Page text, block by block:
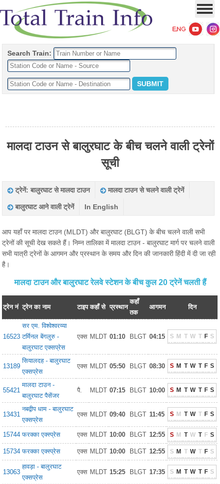
Search Train:
मालदा टाउन से बालुरघाट के बीच चलने वाली ट्रेनों
सूची
ट्रेनें: बालुरघाट से मालदा टाउन मालदा टाउन से चलने वाली ट्रेनें
बालुरघाट आने वाली ट्रेनें In English
आप यहाँ पर मालदा टाउन (MLDT) और बालुरघाट (BLGT) के बीच चलने वाली सभी
ट्रेनों की सूची देख सकते हैं। निम्न तालिका में मालदा टाउन - बालुरघाट मार्ग पर चलने वाली
सभी यात्री ट्रेनों के आगमन और प्रस्थान के समय और दिन की जानकारी हिंदी में दी जा रही
है।
मालदा टाउन और बालुरघाट रेलवे स्टेशन के बीच कुल 20 ट्रेनें चलती हैं
ट्रेन नं ट्रेन का नाम टाइप कहाँ से प्रस्थान
कहाँ
तक
आगमन दिन
16523
सर एम. विश्वेश्वरय्या
टर्मिनल बेंगलुरु -
बालुरघाट एक्सप्रेस
एक्स MLDT 01:10 BLGT 04:15 S M T W T F S
13189
सियालदह - बालुरघाट
एक्सप्रेस
एक्स MLDT 05:50 BLGT 08:30 S M T W T F S
55421
मालदा टाउन -
बालुरघाट पैसेंजर
पै. MLDT 07:15 BLGT 10:00 S M T W T F S
13431
नबद्वीप धाम - बालुरघाट
एक्सप्रेस
एक्स MLDT 09:40 BLGT 11:45 S M T W T F S
15744 फरक्का एक्स्प्रेस एक्स MLDT 10:00 BLGT 12:55 S M T W T F S
15734 फरक्का एक्स्प्रेस एक्स MLDT 10:00 BLGT 12:55 S M T W T F S
13063
हावड़ा - बालुरघाट
एक्सप्रेस
एक्स MLDT 15:25 BLGT 17:35 S M T W T F S